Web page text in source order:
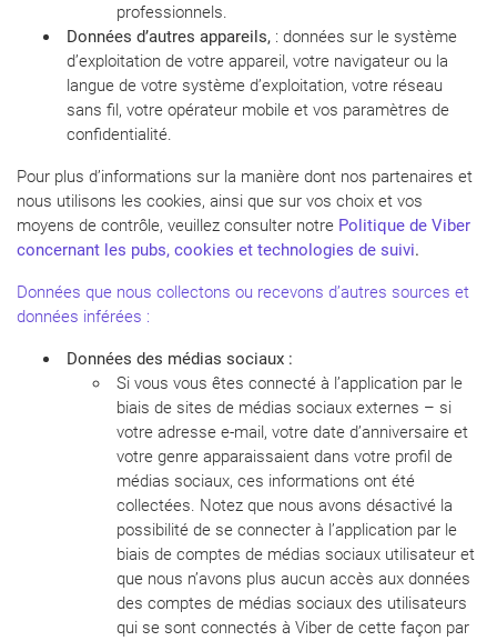
professionnels.
Données d’autres appareils, : données sur le système
d’exploitation de votre appareil, votre navigateur ou la
langue de votre système d’exploitation, votre réseau
sans fil, votre opérateur mobile et vos paramètres de
confidentialité.
Pour plus d’informations sur la manière dont nos partenaires et
nous utilisons les cookies, ainsi que sur vos choix et vos
moyens de contrôle, veuillez consulter notre Politique de Viber
concernant les pubs, cookies et technologies de suivi.
Données que nous collectons ou recevons d’autres sources et
données inférées :
Données des médias sociaux :
Si vous vous êtes connecté à l’application par le
biais de sites de médias sociaux externes – si
votre adresse e-mail, votre date d’anniversaire et
votre genre apparaissaient dans votre profil de
médias sociaux, ces informations ont été
collectées. Notez que nous avons désactivé la
possibilité de se connecter à l’application par le
biais de comptes de médias sociaux utilisateur et
que nous n’avons plus aucun accès aux données
des comptes de médias sociaux des utilisateurs
qui se sont connectés à Viber de cette façon par